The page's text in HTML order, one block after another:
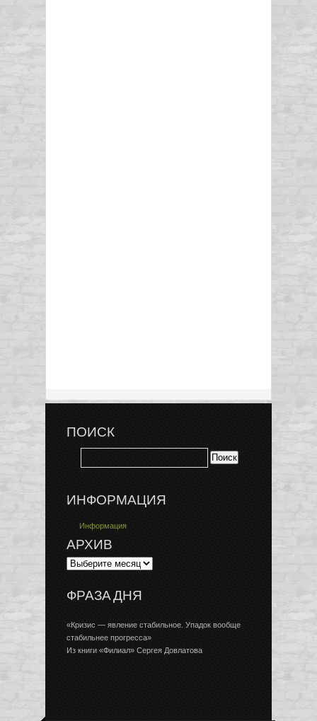
ПОИСК
ИНФОРМАЦИЯ
Информация
АРХИВ
ФРАЗА ДНЯ
«Кризис — явление стабильное. Упадок вообще
стабильнее прогресса»
Из книги «Филиал» Сергея Довлатова